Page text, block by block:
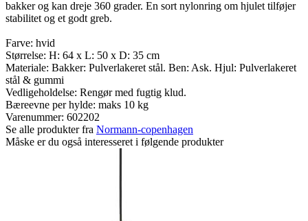
bakker og kan dreje 360 grader. En sort nylonring om hjulet tilføjer
stabilitet og et godt greb.
Farve: hvid
Størrelse: H: 64 x L: 50 x D: 35 cm
Materiale: Bakker: Pulverlakeret stål. Ben: Ask. Hjul: Pulverlakeret
stål & gummi
Vedligeholdelse: Rengør med fugtig klud.
Bæreevne per hylde: maks 10 kg
Varenummer: 602202
Se alle produkter fra Normann-copenhagen
Måske er du også interesseret i følgende produkter